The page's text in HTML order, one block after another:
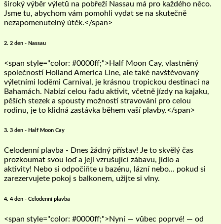
široký výběr výletů na pobřeží Nassau má pro každého něco.
Jsme tu, abychom vám pomohli vydat se na skutečně
nezapomenutelný útěk.</span>
2. 2 den - Nassau
<span style="color: #0000ff;">Half Moon Cay, vlastněný
společností Holland America Line, ale také navštěvovaný
výletními loděmi Carnival, je krásnou tropickou destinací na
Bahamách. Nabízí celou řadu aktivit, včetně jízdy na kajaku,
pěších stezek a spousty možností stravování pro celou
rodinu, je to klidná zastávka během vaší plavby.</span>
3. 3 den - Half Moon Cay
Celodenní plavba - Dnes žádný přístav! Je to skvělý čas
prozkoumat svou loď a její vzrušující zábavu, jídlo a
aktivity! Nebo si odpočiňte u bazénu, lázní nebo... pokud si
zarezervujete pokoj s balkonem, užijte si vlny.
4. 4 den - Celodenní plavba
<span style="color: #0000ff;">Nyní — vůbec poprvé! — od